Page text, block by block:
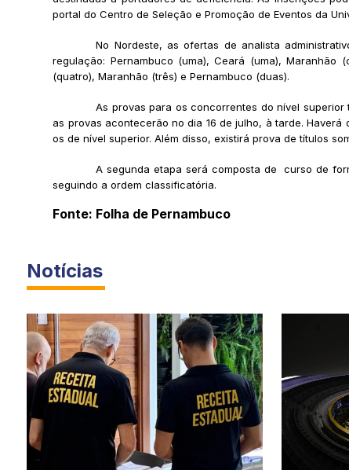
portal do Centro de Seleção e Promoção de Eventos da
No Nordeste, as ofertas de analista
regulação: Pernambuco (uma), Ceará (uma), Maranhão
(quatro), Maranhão (três) e Pernambuco (duas).
As provas para os concorrentes do nível
as provas acontecerão no dia 16 de julho, à tarde.
os de nível superior. Além disso, existirá prova de títulos
A segunda etapa será composta de curso de
seguindo a ordem classificatória.
Fonte: Folha de Pernambuco
Notícias